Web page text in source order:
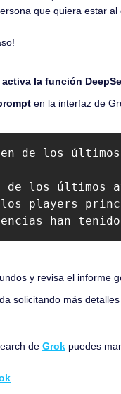
que quiera estar
activa la función
en la interfaz de
de los
de los últimos
players
han
y revisa el informe
solicitando más
de Grok puedes